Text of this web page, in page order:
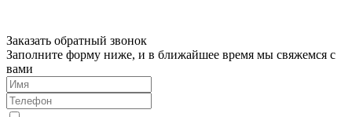
Заказать обратный звонок
Заполните форму ниже, и в ближайшее время мы свяжемся с
вами